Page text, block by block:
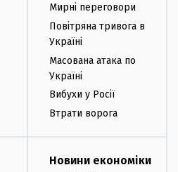
Мирні переговори
Повітряна тривога в
Україні
Масована атака по
Україні
Вибухи у Росії
Втрати ворога
Новини економіки